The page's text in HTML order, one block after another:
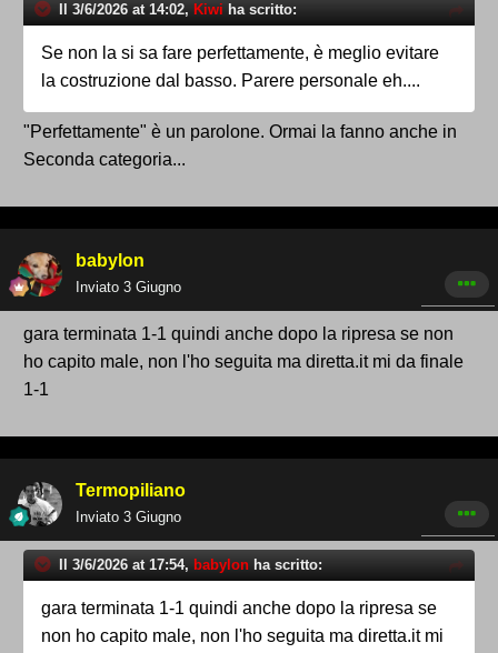
dimostrare di possedere tutti i requisiti
necessari per partecipare alla nuova stagione.
Controlli Covisod entro
il 16 luglio
Una volta chiusa la finestra per le iscrizioni,
toccherà alla Co.Vi.So.D. esaminare le
pratiche presentate.
L’esito dei controlli sarà comunicato entro il 16
luglio. In questa fase emergeranno eventuali
Ricorsi e integrazioni
fino al 21 luglio
Le società che riceveranno rilievi avranno
tempo fino al 21 luglio per sanare le criticità o
Il 3/6/2026 at 14:02, Kiwi ha scritto:
Se non la si sa fare perfettamente, è meglio evitare
la costruzione dal basso. Parere personale eh....
"Perfettamente" è un parolone. Ormai la fanno anche in
Seconda categoria...
babylon
Inviato 3 Giugno
gara terminata 1-1 quindi anche dopo la ripresa se non
ho capito male, non l'ho seguita ma diretta.it mi da finale
1-1
Termopiliano
Inviato 3 Giugno
Il 3/6/2026 at 17:54, babylon ha scritto:
gara terminata 1-1 quindi anche dopo la ripresa se
non ho capito male, non l'ho seguita ma diretta.it mi